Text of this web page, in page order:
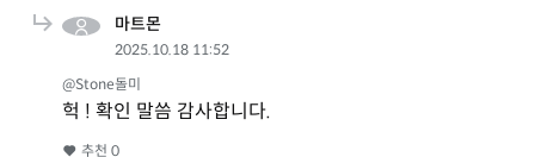
마트몬
2025.10.18 11:52
@Stone돌미
헉 ! 확인 말씀 감사합니다.
추천 0